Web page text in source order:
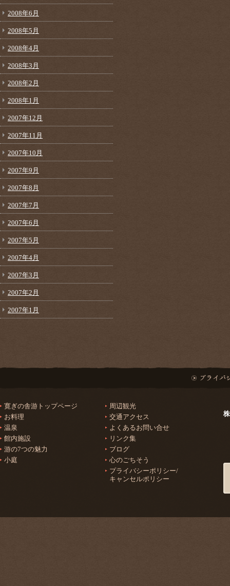
2008年6月
2008年5月
2008年4月
2008年3月
2008年2月
2008年1月
2007年12月
2007年11月
2007年10月
2007年9月
2007年8月
2007年7月
2007年6月
2007年5月
2007年4月
2007年3月
2007年2月
2007年1月
寛ぎの舎游トップページ
お料理
温泉
館内施設
游の7つの魅力
小庭
周辺観光
交通アクセス
よくあるお問い合せ
リンク集
ブログ
心のごちそう
プライバシーポリシー/
キャンセルポリシー